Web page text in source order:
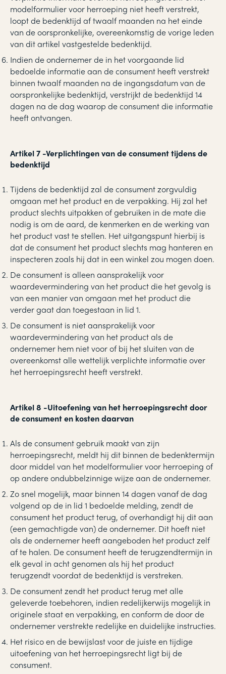
modelformulier voor herroeping niet heeft verstrekt,
loopt de bedenktijd af twaalf maanden na het einde
van de oorspronkelijke, overeenkomstig de vorige leden
van dit artikel vastgestelde bedenktijd.
Indien de ondernemer de in het voorgaande lid
bedoelde informatie aan de consument heeft verstrekt
binnen twaalf maanden na de ingangsdatum van de
oorspronkelijke bedenktijd, verstrijkt de bedenktijd 14
dagen na de dag waarop de consument die informatie
heeft ontvangen.
Artikel 7 -Verplichtingen van de consument tijdens de
bedenktijd
Tijdens de bedenktijd zal de consument zorgvuldig
omgaan met het product en de verpakking. Hij zal het
product slechts uitpakken of gebruiken in de mate die
nodig is om de aard, de kenmerken en de werking van
het product vast te stellen. Het uitgangspunt hierbij is
dat de consument het product slechts mag hanteren en
inspecteren zoals hij dat in een winkel zou mogen doen.
De consument is alleen aansprakelijk voor
waardevermindering van het product die het gevolg is
van een manier van omgaan met het product die
verder gaat dan toegestaan in lid 1.
De consument is niet aansprakelijk voor
waardevermindering van het product als de
ondernemer hem niet voor of bij het sluiten van de
overeenkomst alle wettelijk verplichte informatie over
het herroepingsrecht heeft verstrekt.
Artikel 8 -Uitoefening van het herroepingsrecht door
de consument en kosten daarvan
Als de consument gebruik maakt van zijn
herroepingsrecht, meldt hij dit binnen de bedenktermijn
door middel van het modelformulier voor herroeping of
op andere ondubbelzinnige wijze aan de ondernemer.
Zo snel mogelijk, maar binnen 14 dagen vanaf de dag
volgend op de in lid 1 bedoelde melding, zendt de
consument het product terug, of overhandigt hij dit aan
(een gemachtigde van) de ondernemer. Dit hoeft niet
als de ondernemer heeft aangeboden het product zelf
af te halen. De consument heeft de terugzendtermijn in
elk geval in acht genomen als hij het product
terugzendt voordat de bedenktijd is verstreken.
De consument zendt het product terug met alle
geleverde toebehoren, indien redelijkerwijs mogelijk in
originele staat en verpakking, en conform de door de
ondernemer verstrekte redelijke en duidelijke instructies.
Het risico en de bewijslast voor de juiste en tijdige
uitoefening van het herroepingsrecht ligt bij de
consument.